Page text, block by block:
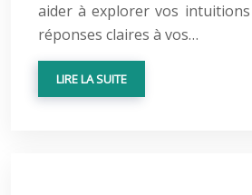
aider à explorer vos
réponses claires à vos…
LIRE LA SUITE